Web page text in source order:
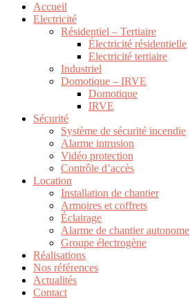
Accueil
Electricité
Résidentiel – Tertiaire
Électricité résidentielle
Electricité tertiaire
Industriel
Domotique – IRVE
Domotique
IRVE
Sécurité
Système de sécurité incendie
Alarme intrusion
Vidéo protection
Contrôle d’accès
Location
Installation de chantier
Armoires et coffrets
Éclairage
Alarme de chantier autonome
Groupe électrogène
Réalisations
Nos références
Actualités
Contact